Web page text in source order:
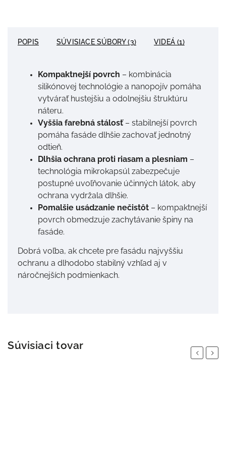
POPIS SÚVISIACE SÚBORY (3) VIDEÁ (1)
Kompaktnejší povrch – kombinácia
silikónovej technológie a nanopojív pomáha
vytvárať hustejšiu a odolnejšiu štruktúru
náteru.
Vyššia farebná stálosť– stabilnejší povrch
pomáha fasáde dlhšie zachovať jednotný
odtieň.
Dlhšia ochrana proti riasam a plesniam –
technológia mikrokapsúl zabezpečuje
postupné uvoľňovanie účinných látok, aby
ochrana vydržala dlhšie.
Pomalšie usádzanie nečistôt – kompaktnejší
povrch obmedzuje zachytávanie špiny na
fasáde.
Dobrá voľba, ak chcete pre fasádu najvyššiu
ochranu a dlhodobo stabilný vzhľad aj v
náročnejších podmienkach.
Súvisiaci tovar
Previous
Next